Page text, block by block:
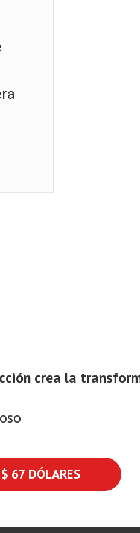
crea la
$ 67 DÓLARES